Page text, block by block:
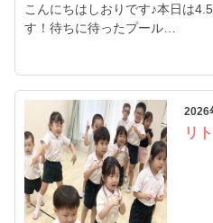
こんにちはしおりです♪本日は
す！待ちに待ったプール…
2026
リ